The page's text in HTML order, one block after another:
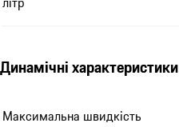
Динамічні характеристики
Максимальна швидкість